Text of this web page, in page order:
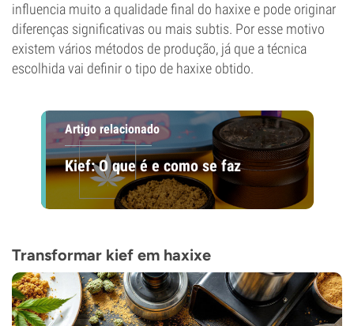
influencia muito a qualidade final do haxixe e pode originar
diferenças significativas ou mais subtis. Por esse motivo
existem vários métodos de produção, já que a técnica
escolhida vai definir o tipo de haxixe obtido.
Artigo relacionado
Kief: O que é e como se faz
Transformar kief em haxixe